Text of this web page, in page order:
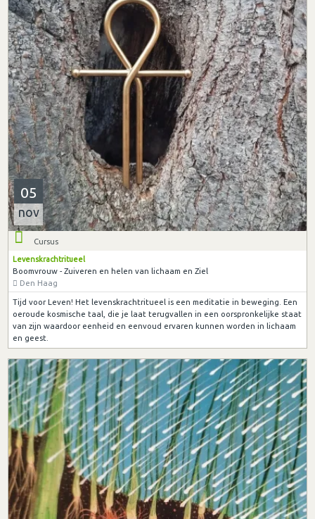
05
nov
Cursus
Levenskrachtritueel
Boomvrouw - Zuiveren en helen van lichaam en Ziel
Den Haag
Tijd voor Leven! Het levenskrachtritueel is een meditatie in beweging. Een
oeroude kosmische taal, die je laat terugvallen in een oorspronkelijke staat
van zijn waardoor eenheid en eenvoud ervaren kunnen worden in lichaam
en geest.